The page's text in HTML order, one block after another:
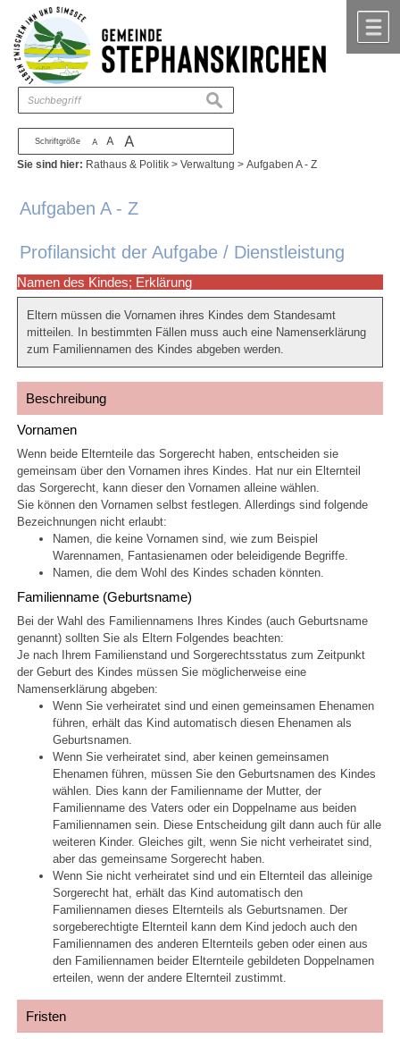
Zum Inhalt ,zur Navigation
Schriftgröße A A A
suchen
Sie sind hier: Rathaus & Politik >Verwaltung >Aufgaben A - Z
Aufgaben A - Z
Profilansicht der Aufgabe / Dienstleistung
Namen des Kindes; Erklärung
Eltern müssen die Vornamen ihres Kindes dem Standesamt
mitteilen. In bestimmten Fällen muss auch eine Namenserklärung
zum Familiennamen des Kindes abgeben werden.
Beschreibung
Vornamen
Wenn beide Elternteile das Sorgerecht haben, entscheiden sie
gemeinsam über den Vornamen ihres Kindes. Hat nur ein Elternteil
das Sorgerecht, kann dieser den Vornamen alleine wählen.
Sie können den Vornamen selbst festlegen. Allerdings sind folgende
Bezeichnungen nicht erlaubt:
Namen, die keine Vornamen sind, wie zum Beispiel
Warennamen, Fantasienamen oder beleidigende Begriffe.
Namen, die dem Wohl des Kindes schaden könnten.
Familienname (Geburtsname)
Bei der Wahl des Familiennamens Ihres Kindes (auch Geburtsname
genannt) sollten Sie als Eltern Folgendes beachten:
Je nach Ihrem Familienstand und Sorgerechtsstatus zum Zeitpunkt
der Geburt des Kindes müssen Sie möglicherweise eine
Namenserklärung abgeben:
Wenn Sie verheiratet sind und einen gemeinsamen Ehenamen
führen, erhält das Kind automatisch diesen Ehenamen als
Geburtsnamen.
Wenn Sie verheiratet sind, aber keinen gemeinsamen
Ehenamen führen, müssen Sie den Geburtsnamen des Kindes
wählen. Dies kann der Familienname der Mutter, der
Familienname des Vaters oder ein Doppelname aus beiden
Familiennamen sein. Diese Entscheidung gilt dann auch für alle
weiteren Kinder. Gleiches gilt, wenn Sie nicht verheiratet sind,
aber das gemeinsame Sorgerecht haben.
Wenn Sie nicht verheiratet sind und ein Elternteil das alleinige
Sorgerecht hat, erhält das Kind automatisch den
Familiennamen dieses Elternteils als Geburtsnamen. Der
sorgeberechtigte Elternteil kann dem Kind jedoch auch den
Familiennamen des anderen Elternteils geben oder einen aus
den Familiennamen beider Elternteile gebildeten Doppelnamen
erteilen, wenn der andere Elternteil zustimmt.
Fristen